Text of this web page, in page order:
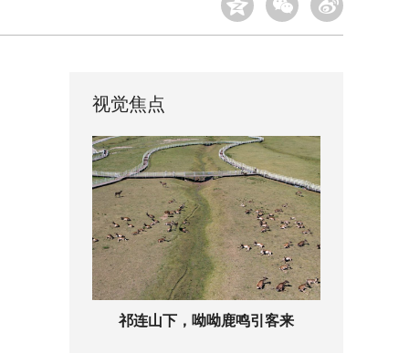
视觉焦点
祁连山下，呦呦鹿鸣引客来